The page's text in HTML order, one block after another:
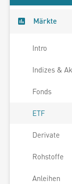
Märkte
Intro
Indizes &
Fonds
ETF
Derivate
Rohstoffe
Anleihen